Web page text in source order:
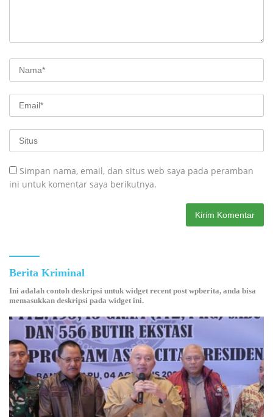
Simpan nama, email, dan situs web saya pada peramban
ini untuk komentar saya berikutnya.
Berita Kriminal
Ini adalah contoh deskripsi untuk widget recent post wpberita, anda bisa
memasukkan deskripsi pada widget ini.